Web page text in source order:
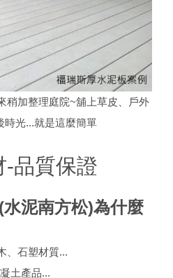
稍加整理庭院~舖上草皮、戶外
時光...就是這麼簡單
-品質保證
泥南方松)為什麼
、石塑材質...
土產品...